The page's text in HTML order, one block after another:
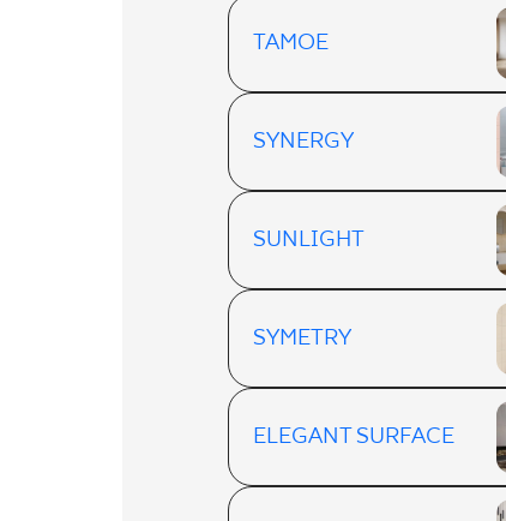
TAMOE
SYNERGY
SUNLIGHT
SYMETRY
ELEGANT SURFACE